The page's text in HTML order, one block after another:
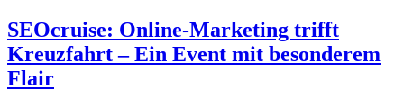
SEOcruise: Online-Marketing trifft
Kreuzfahrt – Ein Event mit besonderem
Flair